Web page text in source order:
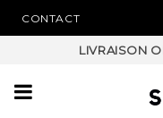
CONTACT
NOUVEAU